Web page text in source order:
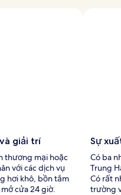
giải trí
thương mại hoặc
với các dịch vụ
hơi khô, bồn tắm
cửa 24 giờ.
Sự
Có ba
Trung
Có rất
trường